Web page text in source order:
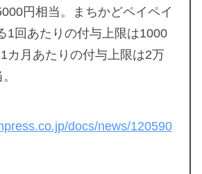
円相当。まちかどペイペイ
1回あたりの付与上限は1000
カ月あたりの付与上限は2万
docs/news/120590